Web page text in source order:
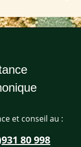
et conseil au :
80 998